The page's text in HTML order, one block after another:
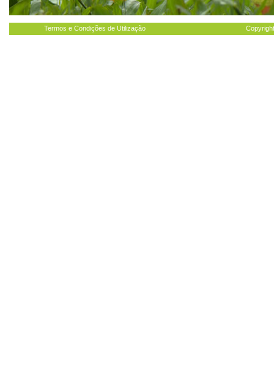
Termos e Condições de Utilização